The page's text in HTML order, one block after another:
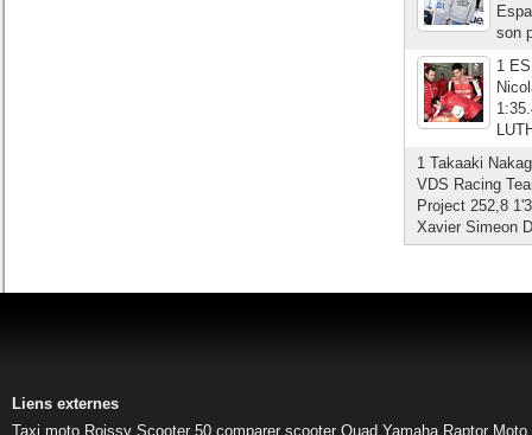
son
1
1 Takaaki
VDS Racing
Project 252,8
Xavier Simeon
Liens externes
Taxi moto Roissy Scooter 50 comparer scooter Quad Yamaha Raptor